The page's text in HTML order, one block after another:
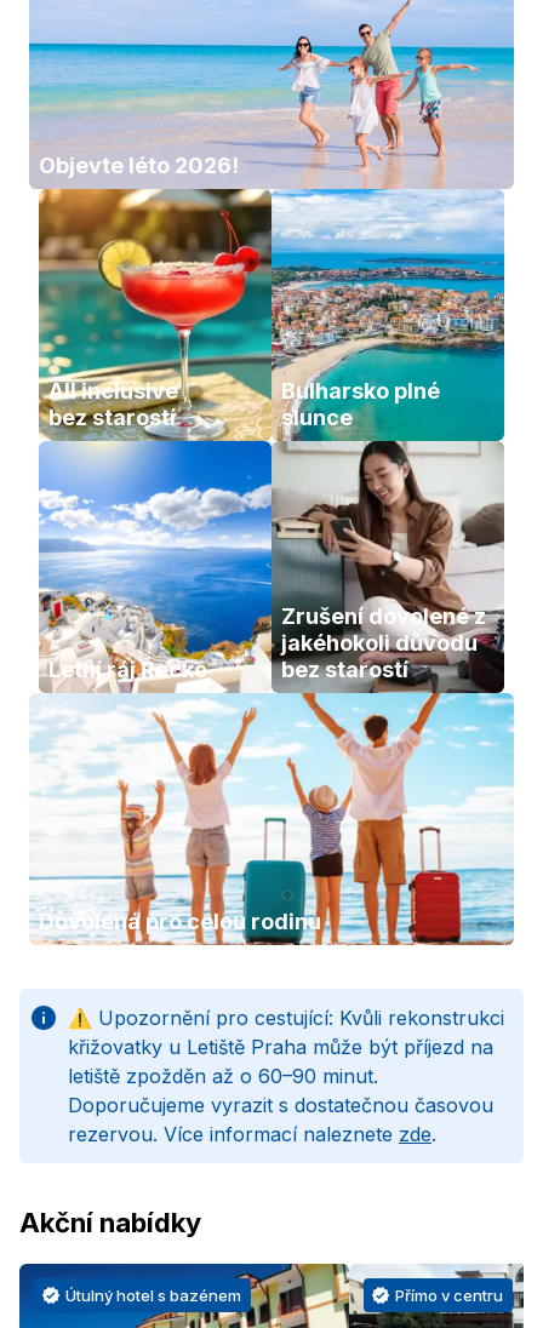
Objevte léto 2026!
All inclusive
bez starostí
Bulharsko plné
slunce
Letní ráj Řecko
Zrušení dovolené z
jakéhokoli důvodu
bez starostí
Dovolená pro celou rodinu
⚠️ Upozornění pro cestující: Kvůli rekonstrukci
křižovatky u Letiště Praha může být příjezd na
letiště zpožděn až o 60–90 minut.
Doporučujeme vyrazit s dostatečnou časovou
rezervou. Více informací naleznete zde.
Akční nabídky
Útulný hotel s bazénem Přímo v centru